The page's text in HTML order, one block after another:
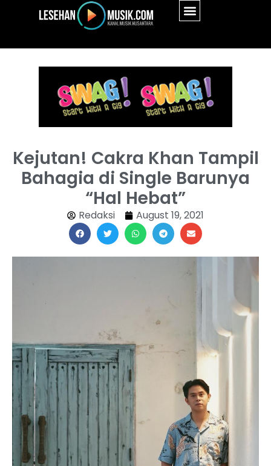
Kejutan! Cakra Khan Tampil
Bahagia di Single Barunya
“Hal Hebat”
Redaksi August 19, 2021